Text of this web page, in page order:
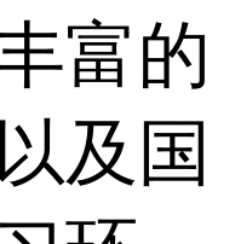
富的
及国